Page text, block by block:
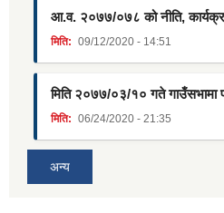
आ.व. २०७७/०७८ को नीति,
मिति: 09/12/2020 - 14:51
मिति २०७७/०३/१० गते गाउँसभामा
मिति: 06/24/2020 - 21:35
अन्य